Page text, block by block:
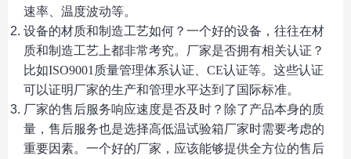
速率、温度波动等。
设备的材质和制造工艺如何？一个好的设备，往往在材
质和制造工艺上都非常考究。厂家是否拥有相关认证？
比如ISO9001 质量管理体系认证、 CE认证等。这些认证
可以证明厂家的生产和管理水平达到了国际标准。
厂家的售后服务响应速度是否及时？除了产品本身的质
量，售后服务也是选择高低温试验箱厂家时需要考虑的
重要因素。一个好的厂家，应该能够提供全方位的售后